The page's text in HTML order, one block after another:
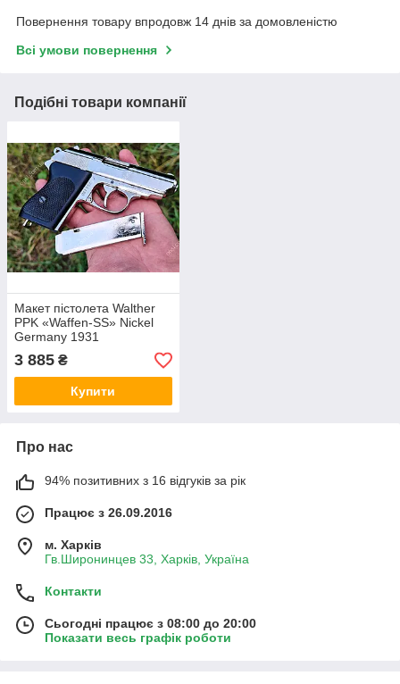
Повернення товару впродовж 14 днів за домовленістю
Всі умови повернення
Подібні товари компанії
Макет пістолета Walther
PPK «Waffen-SS» Nickel
Germany 1931
3 885 ₴
Купити
Про нас
94% позитивних з 16 відгуків за рік
Працює з 26.09.2016
м. Харків
Гв.Широнинцев 33, Харків, Україна
Контакти
Сьогодні працює з 08:00 до 20:00
Показати весь графік роботи